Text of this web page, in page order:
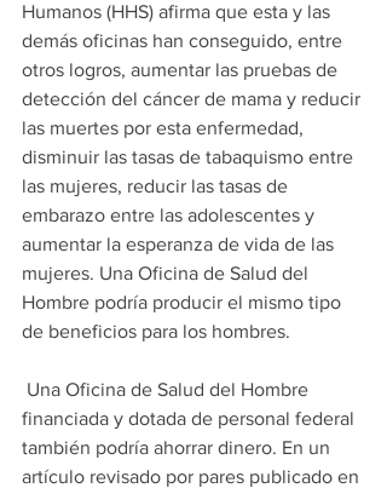
Humanos (HHS) afirma que esta y las
demás oficinas han conseguido, entre
otros logros, aumentar las pruebas de
detección del cáncer de mama y reducir
las muertes por esta enfermedad,
disminuir las tasas de tabaquismo entre
las mujeres, reducir las tasas de
embarazo entre las adolescentes y
aumentar la esperanza de vida de las
mujeres. Una Oficina de Salud del
Hombre podría producir el mismo tipo
de beneficios para los hombres.
financiada y dotada de personal federal
también podría ahorrar dinero. En un
artículo revisado por pares publicado en